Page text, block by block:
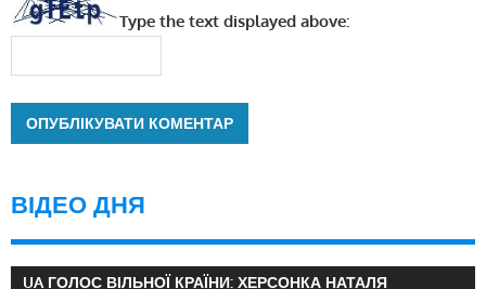
Type the text displayed above:
ВІДЕО ДНЯ
UA ГОЛОС ВІЛЬНОЇ КРАЇНИ: ХЕРСОНКА НАТАЛЯ